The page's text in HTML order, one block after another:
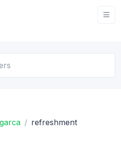
refreshment